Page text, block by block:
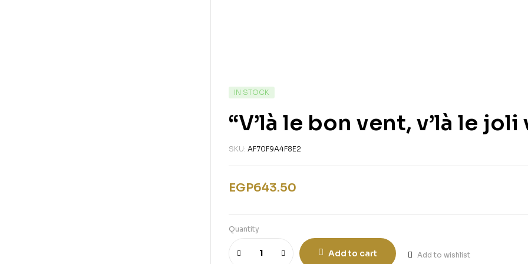
IN STOCK
“V’là le bon vent, v’là le joli
SKU: AF70F9A4F8E2
EGP643.50
Quantity
Add to cart Add to wishlist